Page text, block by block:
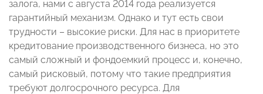
залога, нами с августа 2014 года реализуется
гарантийный механизм. Однако и тут есть свои
трудности – высокие риски. Для нас в приоритете
кредитование производственного бизнеса, но это
самый сложный и фондоемкий процесс и, конечно,
самый рисковый, потому что такие предприятия
требуют долгосрочного ресурса. Для